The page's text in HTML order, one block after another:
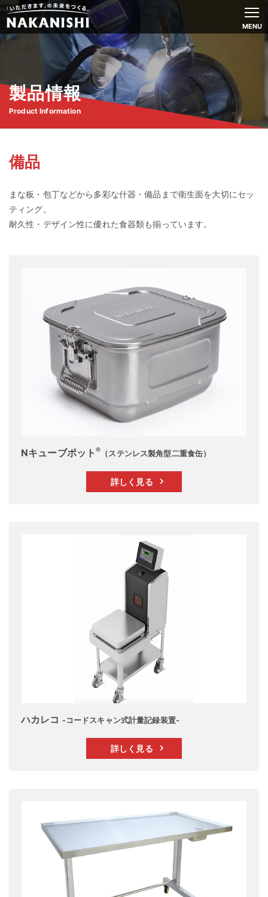
MENU
製品情報
Product Information
備品
まな板・包丁などから多彩な什器・備品まで衛生面を大切にセッ
ティング。
耐久性・デザイン性に優れた食器類も揃っています。
Nキューブポット® （ステンレス製角型二重食缶）
詳しく見る
ハカレコ -コードスキャン式計量記録装置-
詳しく見る